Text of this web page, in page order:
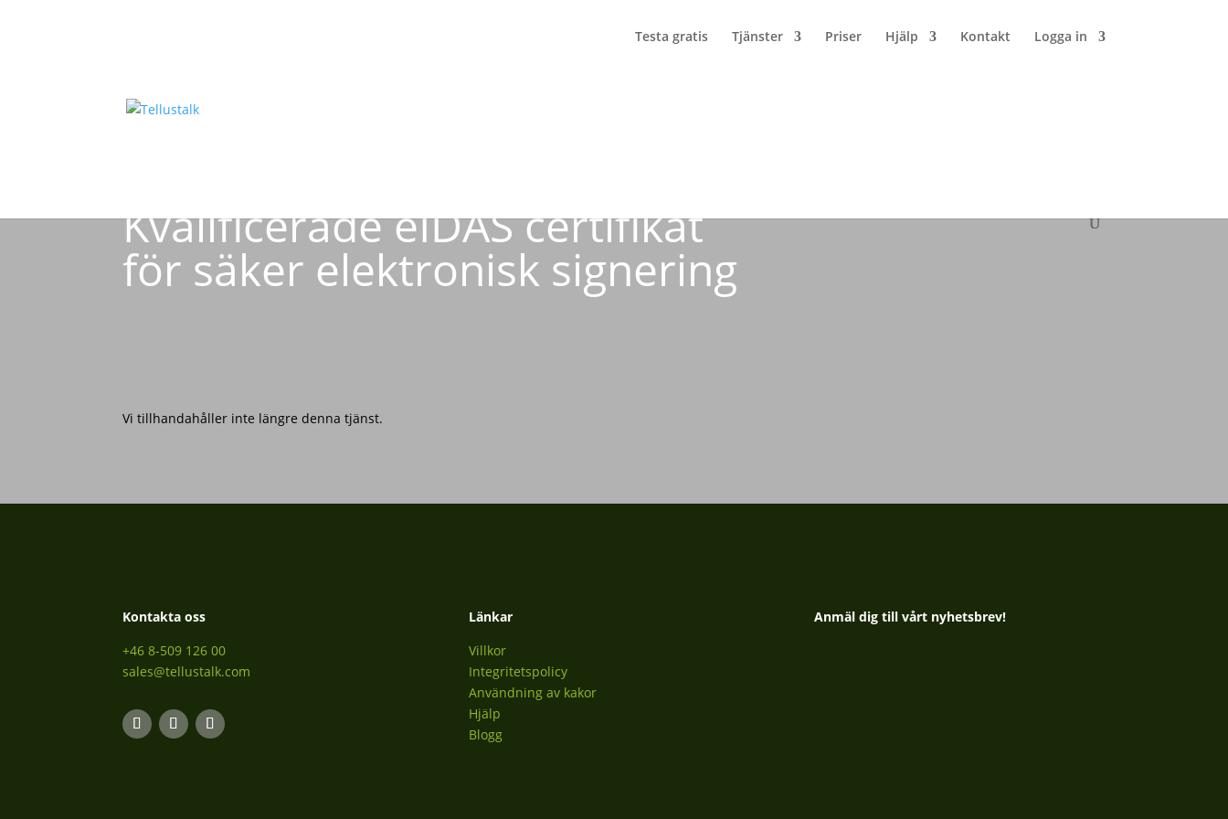
Testa gratis Tjänster Priser Hjälp Kontakt Logga in
Kvalificerade eIDAS certifikat
för säker elektronisk signering
Vi tillhandahåller inte längre denna tjänst.
Kontakta oss
+46 8-509 126 00
sales@tellustalk.com
Länkar
Villkor
Integritetspolicy
Användning av kakor
Hjälp
Blogg
Anmäl dig till vårt nyhetsbrev!